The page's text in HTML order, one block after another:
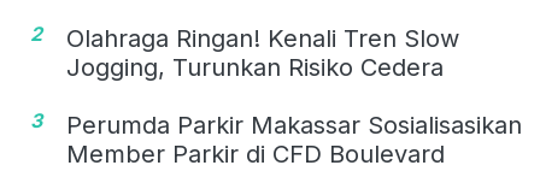
2
Olahraga Ringan! Kenali Tren Slow
Jogging, Turunkan Risiko Cedera
3
Perumda Parkir Makassar Sosialisasikan
Member Parkir di CFD Boulevard